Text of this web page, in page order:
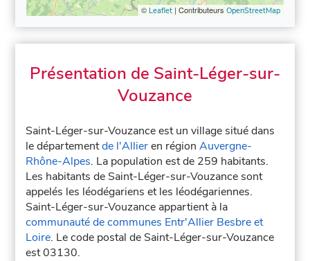
© Leaflet| Contributeurs OpenStreetMap
Présentation de Saint-Léger-sur-
Vouzance
Saint-Léger-sur-Vouzance est un village situé dans
le départementde l'Allieren régionAuvergne-
Rhône-Alpes. La population est de 259 habitants.
Les habitants de Saint-Léger-sur-Vouzance sont
appelés les léodégariens et les léodégariennes.
Saint-Léger-sur-Vouzance appartient à la
communauté de communes Entr'Allier Besbre et
Loire. Le code postal de Saint-Léger-sur-Vouzance
est 03130.